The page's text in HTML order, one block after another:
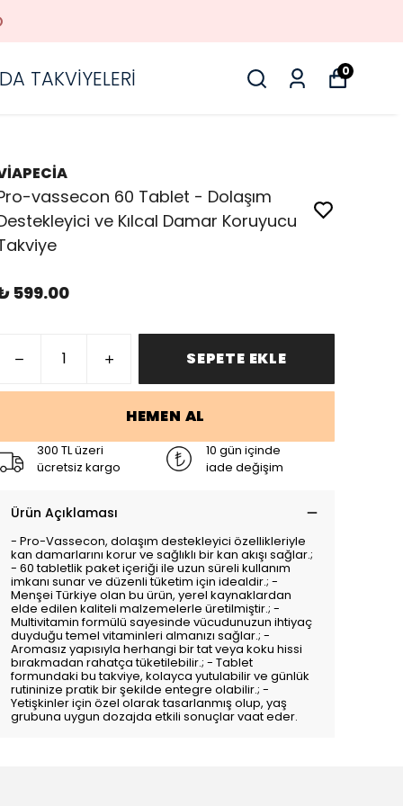
TAKVİYELERİ 0
vassecon 60 Tablet - Dolaşım
ve Kılcal Damar Koruyucu
599.00
SEPETE EKLE
HEMEN AL
300 TL üzeri
ücretsiz kargo
10 gün içinde
iade değişim
Ürün Açıklaması
- Pro-Vassecon, dolaşım destekleyici özellikleriyle
kan damarlarını korur ve sağlıklı bir kan akışı sağlar.;
- 60 tabletlik paket içeriği ile uzun süreli kullanım
imkanı sunar ve düzenli tüketim için idealdir.; -
Menşei Türkiye olan bu ürün, yerel kaynaklardan
elde edilen kaliteli malzemelerle üretilmiştir.; -
Multivitamin formülü sayesinde vücudunuzun ihtiyaç
duyduğu temel vitaminleri almanızı sağlar.; -
Aromasız yapısıyla herhangi bir tat veya koku hissi
bırakmadan rahatça tüketilebilir.; - Tablet
formundaki bu takviye, kolayca yutulabilir ve günlük
rutininize pratik bir şekilde entegre olabilir.; -
Yetişkinler için özel olarak tasarlanmış olup, yaş
grubuna uygun dozajda etkili sonuçlar vaat eder.